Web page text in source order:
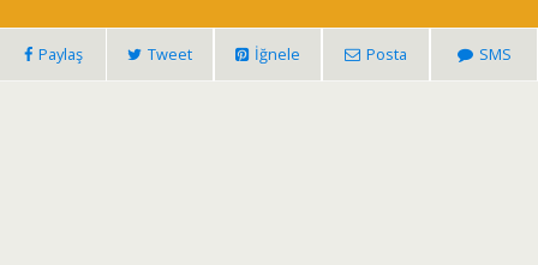
Paylaş Tweet İğnele Posta SMS